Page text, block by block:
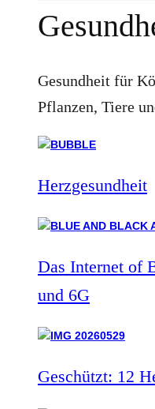
Gesundheit für
Pflanzen, Tiere
Herzgesundheit
Das Internet of
und 6G
Geschützt: 12